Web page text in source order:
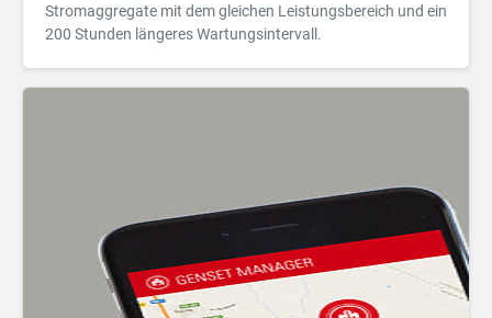
Stromaggregate mit dem gleichen Leistungsbereich und ein
200 Stunden längeres Wartungsintervall.